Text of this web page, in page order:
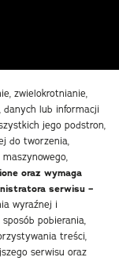
zwielokrotnianie,
lub informacji
jego podstron,
do tworzenia,
oraz wymaga
serwisu –
wyraźnej i
pobierania,
treści,
serwisu oraz